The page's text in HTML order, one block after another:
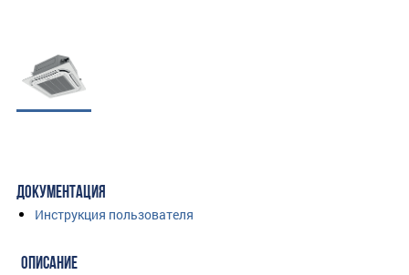
ДОКУМЕНТАЦИЯ
Инструкция пользователя
ОПИСАНИЕ